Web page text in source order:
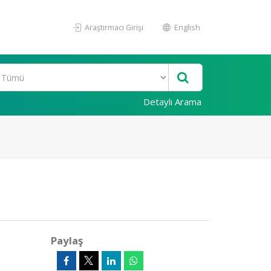
Araştırmacı Girişi English
Detaylı Arama
Paylaş